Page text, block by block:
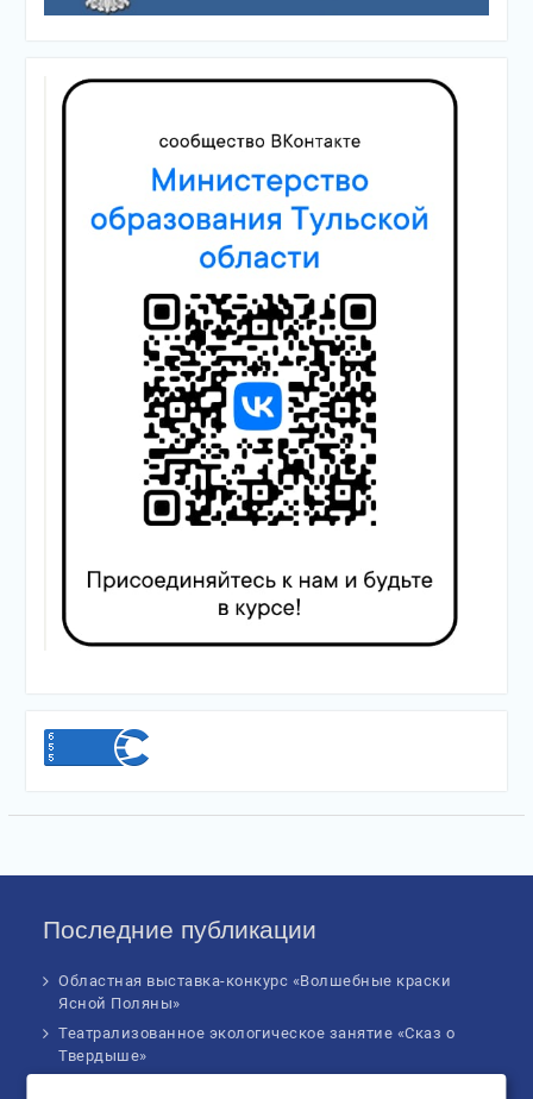
Последние публикации
Областная выставка-конкурс «Волшебные краски
Ясной Поляны»
Театрализованное экологическое занятие «Сказ о
Твердыше»